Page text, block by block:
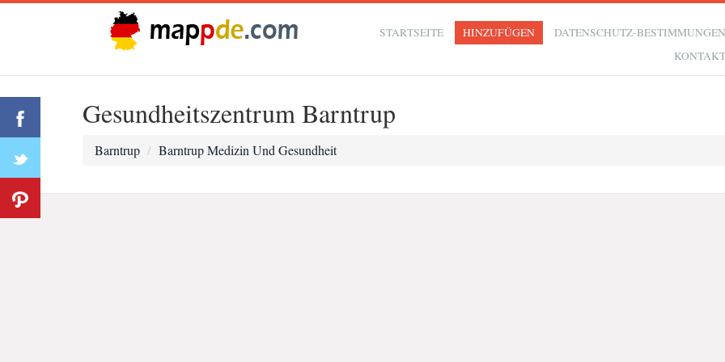
STARTSEITE HINZUFÜGEN
DATENSCHUTZ-
Gesundheitszentrum Barntrup
Barntrup Barntrup Medizin Und Gesundheit